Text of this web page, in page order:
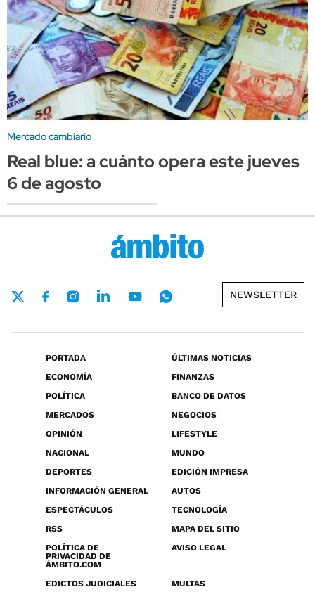
Mercado cambiario
Real blue: a cuánto opera este jueves
6 de agosto
NEWSLETTER
PORTADA
ÚLTIMAS NOTICIAS
ECONOMÍA
FINANZAS
POLÍTICA
BANCO DE DATOS
MERCADOS
NEGOCIOS
OPINIÓN
LIFESTYLE
NACIONAL
MUNDO
DEPORTES
EDICIÓN IMPRESA
INFORMACIÓN GENERAL
AUTOS
ESPECTÁCULOS
TECNOLOGÍA
RSS
MAPA DEL SITIO
POLÍTICA DE
PRIVACIDAD DE
ÁMBITO.COM
AVISO LEGAL
EDICTOS JUDICIALES
MULTAS